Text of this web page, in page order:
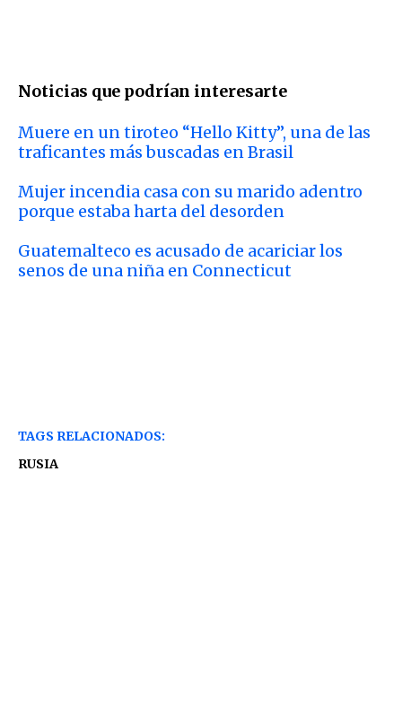
Noticias que podrían interesarte
Muere en un tiroteo “Hello Kitty”, una de las
traficantes más buscadas en Brasil
Mujer incendia casa con su marido adentro
porque estaba harta del desorden
Guatemalteco es acusado de acariciar los
senos de una niña en Connecticut
TAGS RELACIONADOS:
RUSIA